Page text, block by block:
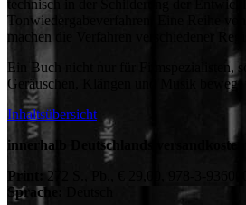
technisch in der Schilderung der
Tonwiedergabeverfahren. Eine Reihe von
machen die Verfahren verschiedener
Ein Buch nicht nur für Filmspezialisten,
Geräuschen, Klängen und Musik bewegt
Inhaltsübersicht
innerhalb Deutschlands
Print: 272 S., Pb., € 29,00, 978-3-
Sprache: